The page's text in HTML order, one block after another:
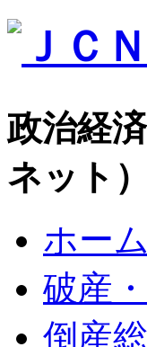
政治経
ネット）
ホーム
破産
倒産